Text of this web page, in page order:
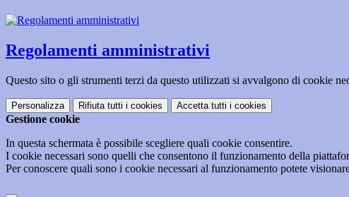
Regolamenti amministrativi
Questo sito o gli strumenti terzi da questo utilizzati si avvalgono di cookie
Personalizza Rifiuta tutti i cookies Accetta tutti i cookies
Gestione cookie
In questa schermata è possibile scegliere quali cookie consentire.
I cookie necessari sono quelli che consentono il funzionamento della
Per conoscere quali sono i cookie necessari al funzionamento potete